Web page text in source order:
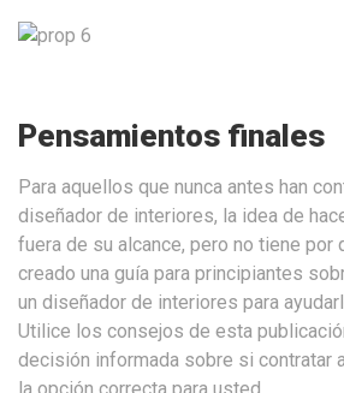
Pensamientos finales
Para aquellos que nunca antes han
diseñador de interiores, la idea de
fuera de su alcance, pero no tiene por
creado una guía para principiantes
un diseñador de interiores para
Utilice los consejos de esta
decisión informada sobre si contratar